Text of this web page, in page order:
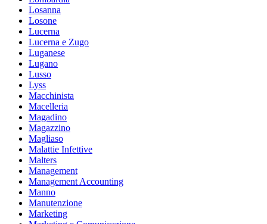
Losanna
Losone
Lucerna
Lucerna e Zugo
Luganese
Lugano
Lusso
Lyss
Macchinista
Macelleria
Magadino
Magazzino
Magliaso
Malattie Infettive
Malters
Management
Management Accounting
Manno
Manutenzione
Marketing